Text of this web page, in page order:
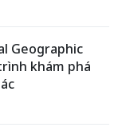
Geographic
khám phá